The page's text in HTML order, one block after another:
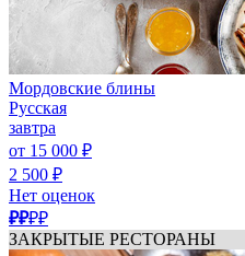
Мордовские блины
Русская
завтра
от 15 000 ₽
2 500 ₽
Нет оценок
₽₽₽₽
ЗАКРЫТЫЕ РЕСТОРАНЫ